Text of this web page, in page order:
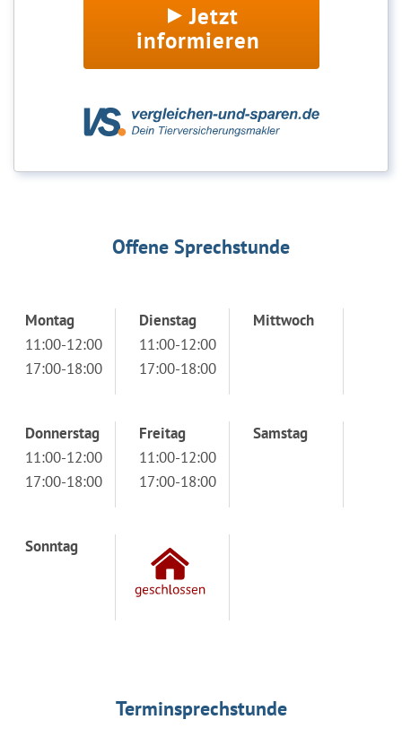
Jetzt
informieren
Offene Sprechstunde
Montag
11:00-12:00
17:00-18:00
Dienstag
11:00-12:00
17:00-18:00
Mittwoch
Donnerstag
11:00-12:00
17:00-18:00
Freitag
11:00-12:00
17:00-18:00
Samstag
Sonntag
Terminsprechstunde